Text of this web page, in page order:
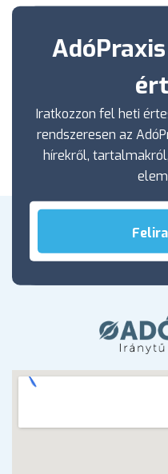
Iratkozzon fel heti
rendszeresen az
hírekről,